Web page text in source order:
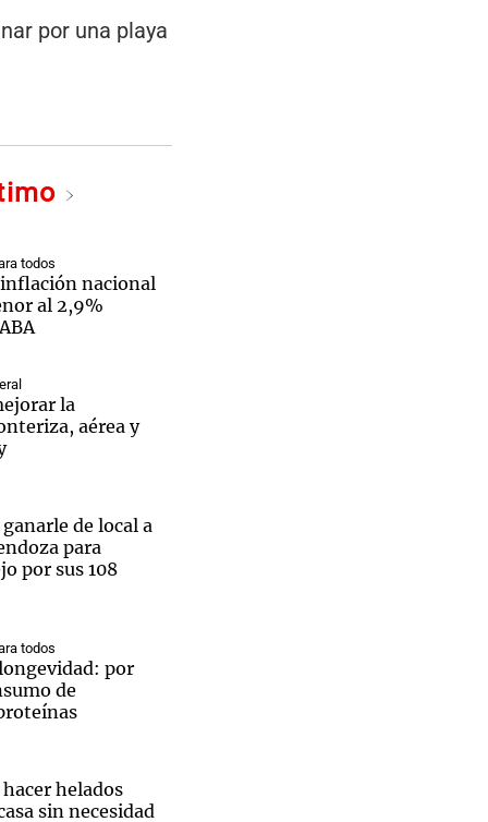
por una playa
todos
nacional
al 2,9%
la
aérea y
de local a
para
por sus 108
todos
por
de
helados
sin necesidad